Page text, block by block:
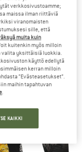
verkkosivustoamme;
maissa ilman riittäviä
viranomaisten
sille, että
muita kuin
kuitenkin myös milloin
yksittäisiä luokkia.
käyttö edellytä
kerran milloin
”Evästeasetukset”.
maihin tapahtuvan
KAIKKI